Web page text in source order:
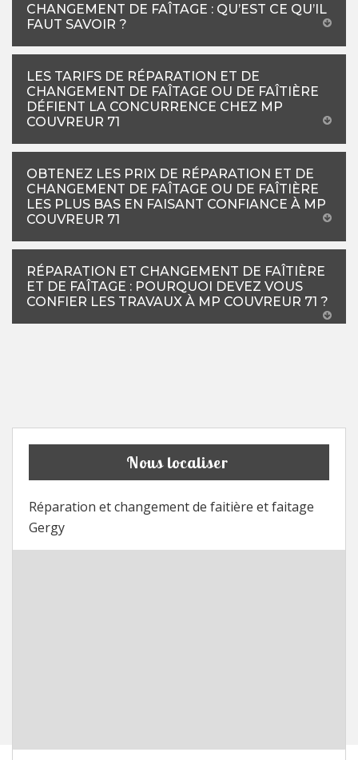
CHANGEMENT DE FAÎTAGE : QU’EST CE QU’IL
FAUT SAVOIR ?
LES TARIFS DE RÉPARATION ET DE
CHANGEMENT DE FAÎTAGE OU DE FAÎTIÈRE
DÉFIENT LA CONCURRENCE CHEZ MP
COUVREUR 71
OBTENEZ LES PRIX DE RÉPARATION ET DE
CHANGEMENT DE FAÎTAGE OU DE FAÎTIÈRE
LES PLUS BAS EN FAISANT CONFIANCE À MP
COUVREUR 71
RÉPARATION ET CHANGEMENT DE FAÎTIÈRE
ET DE FAÎTAGE : POURQUOI DEVEZ VOUS
CONFIER LES TRAVAUX À MP COUVREUR 71 ?
Nous localiser
Réparation et changement de faitière et faitage
Gergy